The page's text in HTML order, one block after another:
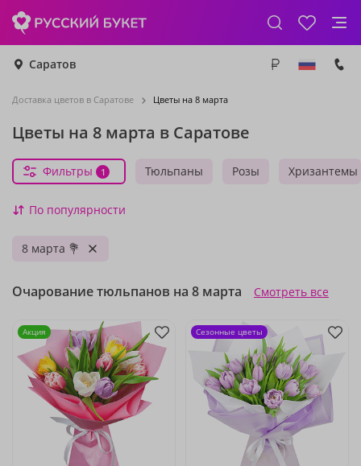
Саратов
Доставка цветов в Саратове Цветы на 8 марта
Цветы на 8 марта в Саратове
Тюльпаны Розы Хризантемы
Фильтры 1
По популярности
8 марта 💐
Очарование тюльпанов на 8 марта Смотреть все
Акция Сезонные цветы